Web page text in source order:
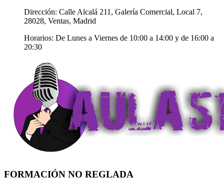
Dirección: Calle Alcalá 211, Galería Comercial, Local 7,
28028, Ventas, Madrid
Horarios: De Lunes a Viernes de 10:00 a 14:00 y de 16:00 a
20:30
FORMACIÓN NO REGLADA